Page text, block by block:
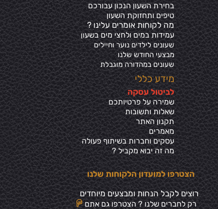
בחירת השעון הנכון עבורכם
טיפים ותחזוקת השעון
מה לקוחות אומרים עלינו ?
עמידות במים ולחצי מים בשעון
שעונים לילדים נוער וחיילים
מבצעי החודש שלנו
שעונים במהדורה מוגבלת
מידע כללי
לביטול עסקה
שמירה על פרטיותכם
שאלות ותשובות
תקנון האתר
מאמרים
עסקים וחברות בשיתוף פעולה
מה זה יבוא מקביל ?
הצטרפו למועדון הלקוחות שלנו
רוצים לקבל הנחות ומבצעים מיוחדים
רק לחברים שלנו ? הצטרפו גם אתם